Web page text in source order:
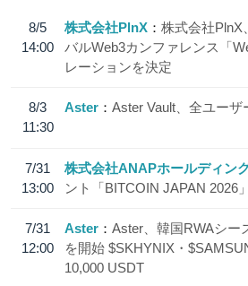
8/5
14:00
株式会社PlnX
株式会社PlnX
バルWeb3カンファレンス「
レーションを決定
8/3
11:30
Aster Aster Vault、全ユー
7/31
13:00
株式会社ANAPホールディン
ント「BITCOIN JAPAN 2026
7/31
12:00
Aster
Aster、韓国RWAシー
を開始 $SKHYNIX・
10,000 USDT